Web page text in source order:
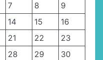
7 8
9
14 15
16
21 22
23
28 29
30